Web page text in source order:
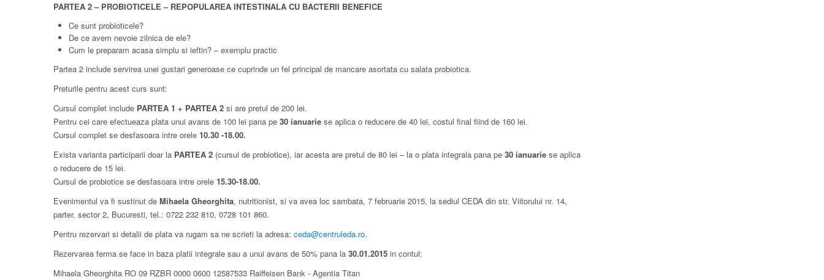
PARTEA 2 – PROBIOTICELE – REPOPULAREA INTESTINALA CU BACTERII BENEFICE
Ce sunt probioticele?
De ce avem nevoie zilnica de ele?
Cum le prepa​r​am acasa simplu si ieftin? – exemplu practic
Partea 2 include servirea unei gustari generoase ce cuprinde un fel principal de mancare asortata cu salata probiotica.
Preturile pentru acest curs sunt:
Cursul complet include PARTEA 1 + PARTEA 2 si are pretul de 200 lei.
Pentru cei care efectueaza plata unui avans de 100 lei pana pe 30 ianuarie se aplica o reducere de 40 lei, costul final fiind de 160 lei.
Cursul complet se desfasoara intre orele 10.30 -18.00.
Exista varianta participarii doar la PARTEA 2 (cursul de probiotice), iar acesta are pretul de 80 lei – la o plata integrala pana pe 30 ianuarie se aplica
o reducere de 15 lei.
Cursul de probiotice se desfasoara intre orele 15.30-18.00.
Evenimentul va fi sustinut de Mihaela Gheorghita, nutritionist, si va avea loc sambata, 7 februarie 2015, la sediul CEDA din str. Viitorului nr. 14,
parter, sector 2, Bucuresti, tel.: 0722 232 810, 0728 101 860.
Pentru rezervari si detalii de plata va rugam sa ne scrieti la adresa: ceda@centruleda.ro.
Rezervarea ferma se face in baza platii integrale sau a unui avans de 50% pana la 30.01.2015 in contul:
Mihaela Gheorghita RO 09 RZBR 0000 0600 12587533 Raiffeisen Bank ​- Agentia Titan​